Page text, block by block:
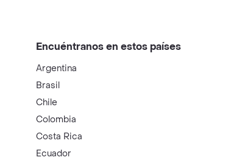
Encuéntranos en estos países
Argentina
Brasil
Chile
Colombia
Costa Rica
Ecuador